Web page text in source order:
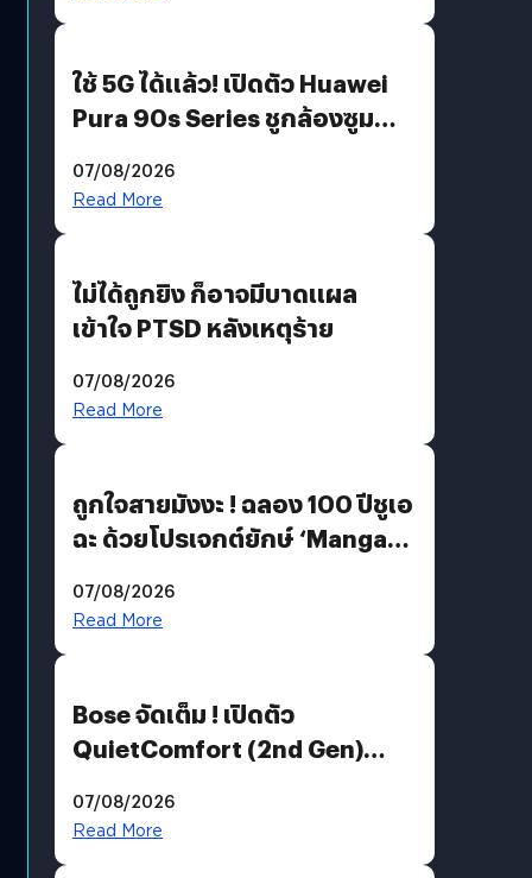
ใช้ 5G ได้แล้ว! เปิดตัว Huawei
Pura 90s Series ชูกล้องซูม
07/08/2026
Read More
ไม่ได้ถูกยิง ก็อาจมีบาดแผล
เข้าใจ PTSD หลังเหตุร้าย
07/08/2026
Read More
ถูกใจสายมังงะ ! ฉลอง 100 ปีชูเอ
ฉะ ด้วยโปรเจกต์ยักษ์ ‘Manga
มีภาษาไทยด้วย
07/08/2026
Read More
Bose จัดเต็ม ! เปิดตัว
QuietComfort (2nd Gen)
07/08/2026
Read More